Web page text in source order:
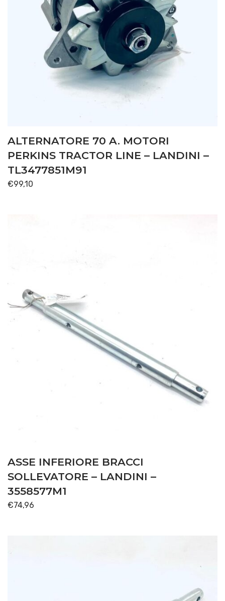
ALTERNATORE 70 A. MOTORI
PERKINS TRACTOR LINE – LANDINI –
TL3477851M91
€99,10
ASSE INFERIORE BRACCI
SOLLEVATORE – LANDINI –
3558577M1
€74,96